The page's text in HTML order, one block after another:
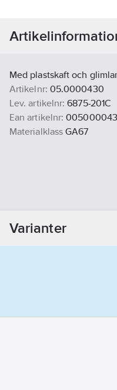
Med plastskaft och
Artikelnr: 05.0000430
Lev. artikelnr: 6875-201C
Ean artikelnr:
Materialklass GA67
Varianter